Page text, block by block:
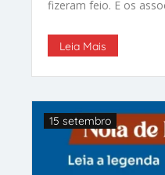
fizeram feio. E os
Leia Mais
15 setembro